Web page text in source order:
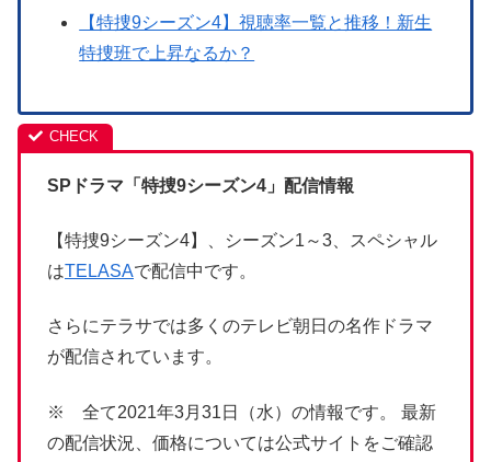
【特捜9シーズン4】視聴率一覧と推移！新生
特捜班で上昇なるか？
SPドラマ「特捜9シーズン4」配信情報
【特捜9シーズン4】、シーズン1～3、スペシャル
はTELASAで配信中です。
さらにテラサでは多くのテレビ朝日の名作ドラマ
が配信されています。
※ 全て2021年3月31日（水）の情報です。 最新
の配信状況、価格については公式サイトをご確認